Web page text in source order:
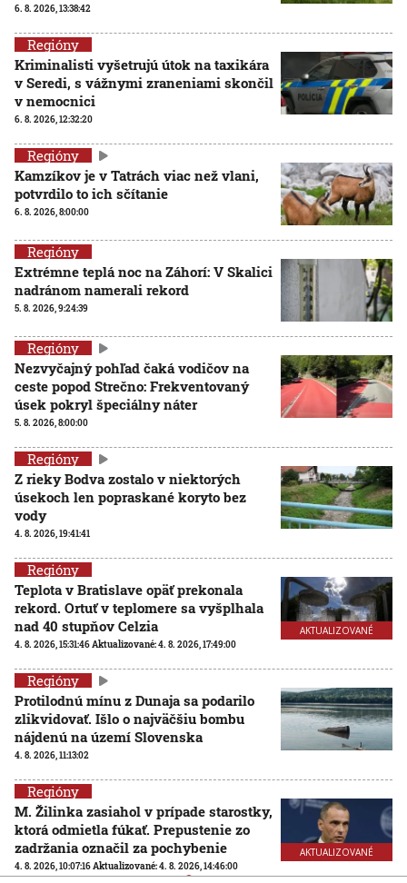
6. 8. 2026, 13:38:42
Regióny
Kriminalisti vyšetrujú útok na taxikára
v Seredi, s vážnymi zraneniami skončil
v nemocnici
6. 8. 2026, 12:32:20
Regióny
Kamzíkov je v Tatrách viac než vlani,
potvrdilo to ich sčítanie
6. 8. 2026, 8:00:00
Regióny
Extrémne teplá noc na Záhorí: V Skalici
nadránom namerali rekord
5. 8. 2026, 9:24:39
Regióny
Nezvyčajný pohľad čaká vodičov na
ceste popod Strečno: Frekventovaný
úsek pokryl špeciálny náter
5. 8. 2026, 8:00:00
Regióny
Z rieky Bodva zostalo v niektorých
úsekoch len popraskané koryto bez
vody
4. 8. 2026, 19:41:41
AKTUALIZOVANÉ
Regióny
Teplota v Bratislave opäť prekonala
rekord. Ortuť v teplomere sa vyšplhala
nad 40 stupňov Celzia
4. 8. 2026, 15:31:46Aktualizované:4. 8. 2026, 17:49:00
Regióny
Protilodnú mínu z Dunaja sa podarilo
zlikvidovať. Išlo o najväčšiu bombu
nájdenú na území Slovenska
4. 8. 2026, 11:13:02
AKTUALIZOVANÉ
Regióny
M. Žilinka zasiahol v prípade starostky,
ktorá odmietla fúkať. Prepustenie zo
zadržania označil za pochybenie
4. 8. 2026, 10:07:16Aktualizované:4. 8. 2026, 14:46:00